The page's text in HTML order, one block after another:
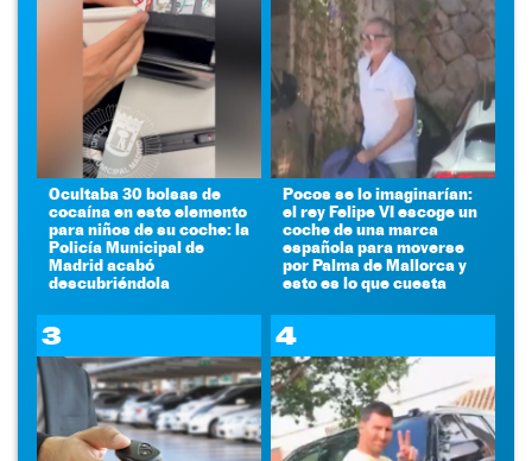
Ocultaba 30 bolsas de
cocaína en este elemento
para niños de su coche: la
Policía Municipal de
Madrid acabó
descubriéndola
Pocos se lo imaginarían:
el rey Felipe VI escoge un
coche de una marca
española para moverse
por Palma de Mallorca y
esto es lo que cuesta
3 4